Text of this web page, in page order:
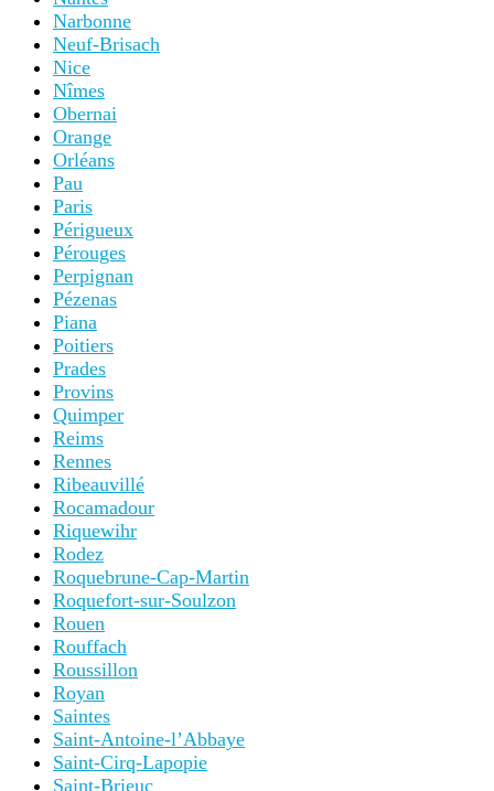
Narbonne
Neuf-Brisach
Nice
Nîmes
Obernai
Orange
Orléans
Pau
Paris
Périgueux
Pérouges
Perpignan
Pézenas
Piana
Poitiers
Prades
Provins
Quimper
Reims
Rennes
Ribeauvillé
Rocamadour
Riquewihr
Rodez
Roquebrune-Cap-Martin
Roquefort-sur-Soulzon
Rouen
Rouffach
Roussillon
Royan
Saintes
Saint-Antoine-l’Abbaye
Saint-Cirq-Lapopie
Saint-Brieuc